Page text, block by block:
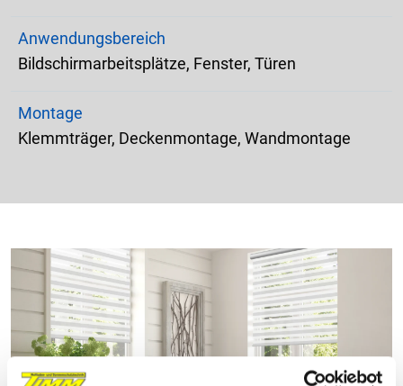
Anwendungsbereich
Bildschirmarbeitsplätze, Fenster, Türen
Montage
Klemmträger, Deckenmontage, Wandmontage